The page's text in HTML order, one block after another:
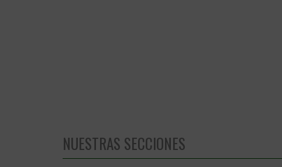
NUESTRAS SECCIONES